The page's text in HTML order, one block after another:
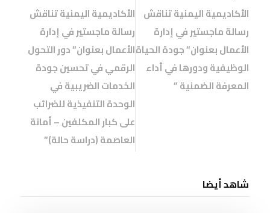
الأكاديمية اليمنية تناقش
رسالة ماجستير في إدارة
الأعمال بعنوان” دور التحول
الرقمي في تحسين جودة
الخدمات الضريبية في
الوحدة التنفيذية للضرائب
على كبار المكلفين – أمانة
العاصمة (دراسة حالة)”
الأكاديمية اليمنية تناقش
رسالة ماجستير في إدارة
الأعمال بعنوان” جودة الحياة
الوظيفية ودورها في أداء
المعرفة الضمنية ”
شاهد أيضا
أخبار الأكاديمية 0